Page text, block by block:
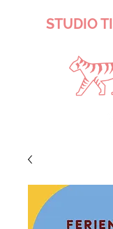
STUDIO